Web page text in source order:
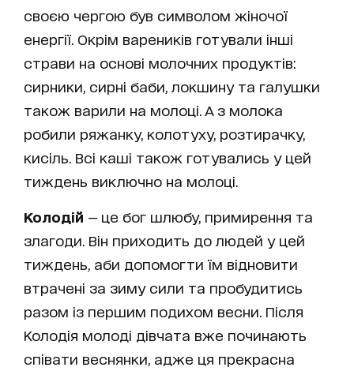
своєю чергою був символом жіночої
енергії. Окрім вареників готували інші
страви на основі молочних продуктів:
сирники, сирні баби, локшину та галушки
також варили на молоці. А з молока
робили ряжанку, колотуху, розтирачку,
кисіль. Всі каші також готувались у цей
тиждень виключно на молоці.
Колодій — це бог шлюбу, примирення та
злагоди. Він приходить до людей у цей
тиждень, аби допомогти їм відновити
втрачені за зиму сили та пробудитись
разом із першим подихом весни. Після
Колодія молоді дівчата вже починають
співати веснянки, адже ця прекрасна